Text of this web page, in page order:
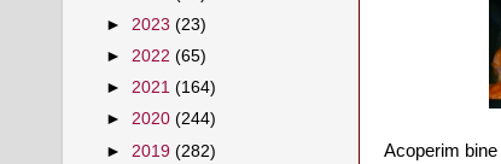
Acoperim
► 2023 (23)
► 2022 (65)
► 2021 (164)
► 2020 (244)
► 2019 (282)